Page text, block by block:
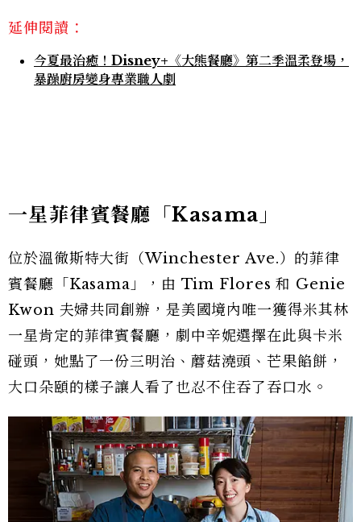
延伸閱讀：
今夏最治癒！Disney+《大熊餐廳》第二季溫柔登場，
暴躁廚房變身專業職人劇
一星菲律賓餐廳「Kasama」
位於溫徹斯特大街（Winchester Ave.）的菲律
賓餐廳「Kasama」，由 Tim Flores 和 Genie
Kwon 夫婦共同創辦，是美國境內唯一獲得米其林
一星肯定的菲律賓餐廳，劇中辛妮選擇在此與卡米
碰頭，她點了一份三明治、蘑菇澆頭、芒果餡餅，
大口朵頤的樣子讓人看了也忍不住吞了吞口水。